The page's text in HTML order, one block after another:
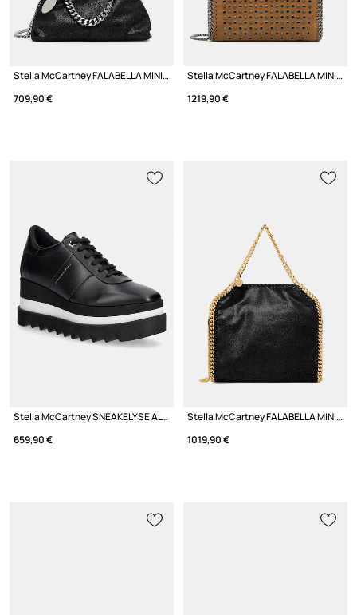
Stella McCartney FALABELLA MINI чанта crossbody дамска
709,90 €
Stella McCartney FALABELLA MINI чанта дамска от имитация на велур
1219,90 €
Stella McCartney SNEAKELYSE ALTER маратонки с платформа дамски
659,90 €
Stella McCartney FALABELLA MINI чанта crossbody дамска
1019,90 €